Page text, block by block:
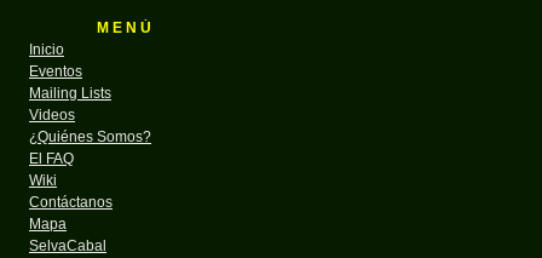
M E N Ú
Inicio
Eventos
Mailing Lists
Videos
¿Quiénes Somos?
El FAQ
Wiki
Contáctanos
Mapa
SelvaCabal